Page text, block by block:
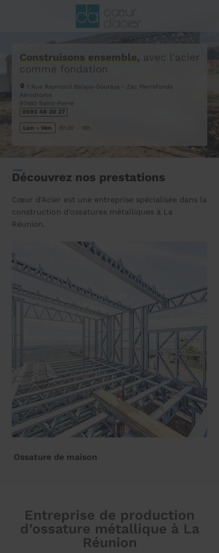
Construisons ensemble, avec l'acier
comme fondation
1 Rue Raymond Balaya-Gouraya - Zac Pierrefonds
Aérodrome
97460 Saint-Pierre
0693 48 30 27
Lun - Ven 8h30 - 16h
Entreprise de production
d’ossature métallique à La
Réunion
Découvrez nos prestations
Cœur d'Acier est une entreprise spécialisée dans la
construction d’ossatures métalliques à La
Réunion.
Ossature de maison